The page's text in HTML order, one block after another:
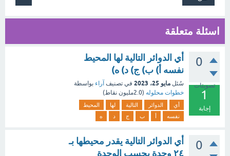
اسئلة متعلقة
0
تصويتات
1
إجابة
أي الدوائر التالية لها المحيط
نفسه أ) ب) ج) د) ه)
سُئل مايو 25، 2023 في تصنيف آراء بواسطة
خطوات محلوله (2.0مليون نقاط)
أي الدوائر التالية لها
المحيط
نفسه
أ ب ج د ه
0
أي الدوائر التالية يقدر محيطها بـ
٢٤ وحدة بحسب الوحدة